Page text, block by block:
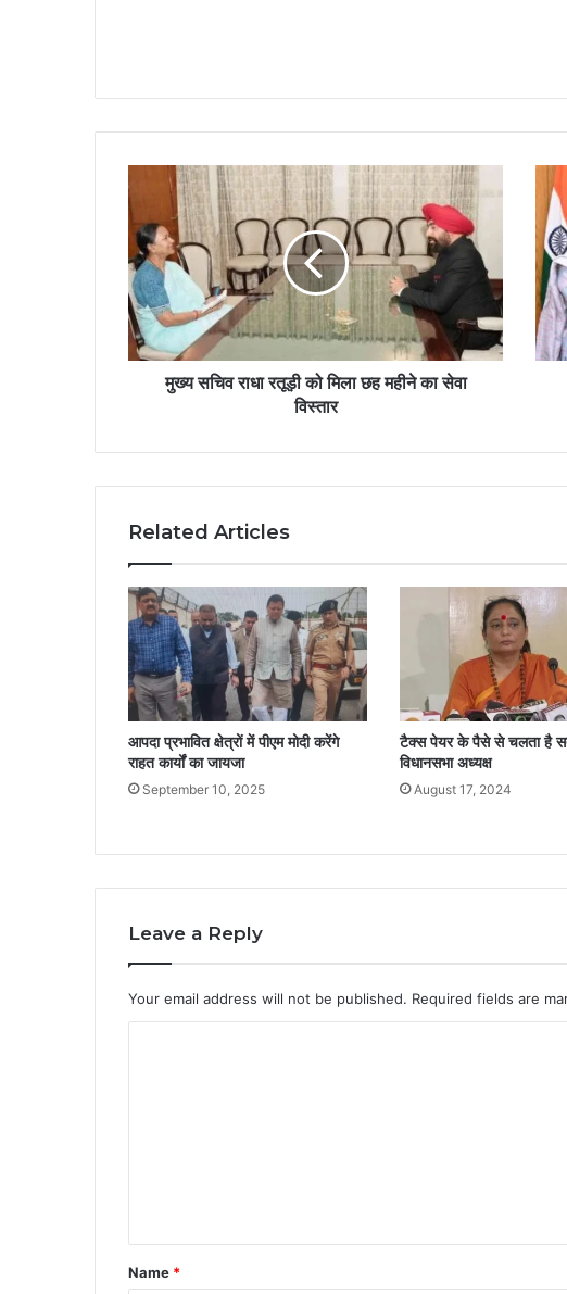
मुख्य सचिव राधा रतूड़ी को मिला छह महीने का सेवा
विस्तार
Related Articles
आपदा प्रभावित क्षेत्रों में पीएम मोदी करेंगे
राहत कार्यों का जायजा
September 10, 2025
टैक्स पेयर के पैसे से चलता है
विधानसभा अध्यक्ष
August 17, 2024
Leave a Reply
Your email address will not be published. Required fields are
*
Name *